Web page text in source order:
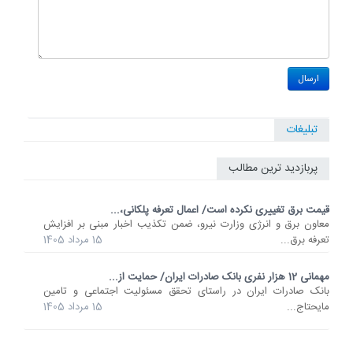
تبلیغات
پربازدید ترین مطالب
قیمت برق تغییری نکرده است/ اعمال تعرفه پلکانی،...
معاون برق و انرژی وزارت نیرو، ضمن تکذیب اخبار مبنی بر افزایش
تعرفه برق...
15 مرداد 1405
مهمانی 12 هزار نفری بانک صادرات ایران/ حمایت از...
​بانک صادرات ایران در راستای تحقق مسئولیت اجتماعی و تامین
مایحتاج...
15 مرداد 1405